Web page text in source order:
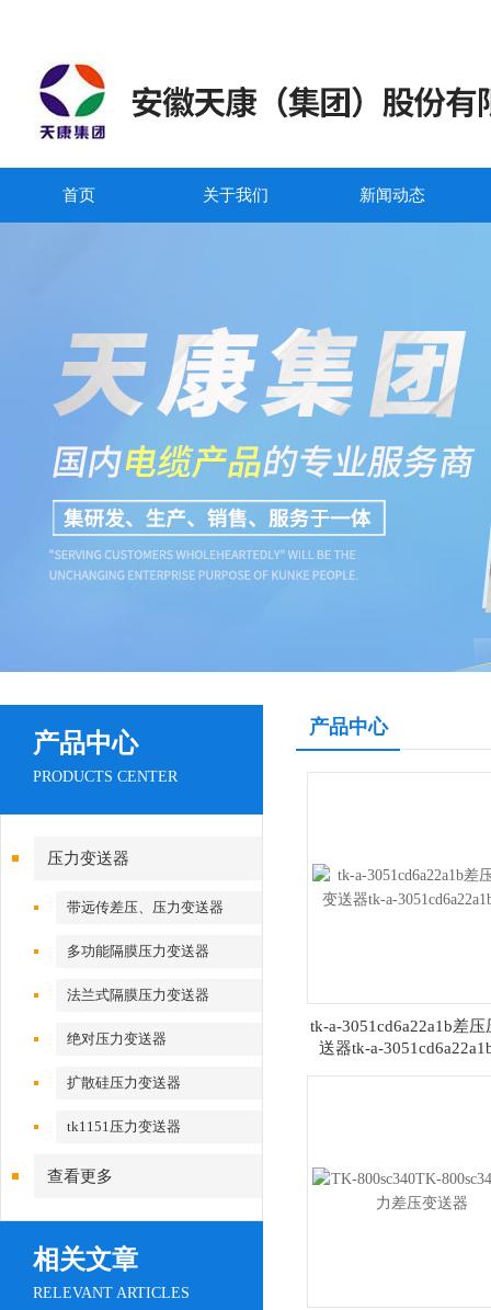
首页 关于我们 新闻动态
产品中心
PRODUCTS CENTER
压力变送器
带远传差压、压力变送器
多功能隔膜压力变送器
法兰式隔膜压力变送器
绝对压力变送器
扩散硅压力变送器
tk1151压力变送器
查看更多
相关文章
RELEVANT ARTICLES
产品中心
tk-a-3051cd6a22a1b差压
送器tk-a-